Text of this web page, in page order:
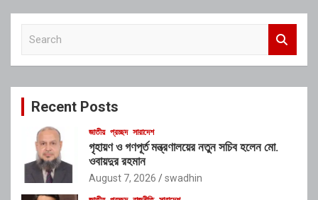
c
Recent Posts
জাতীয় প্রচ্ছদ সারাদেশ
গৃহায়ণ ও গণপূর্ত মন্ত্রণালয়ের নতুন সচিব হলেন মো.
ওবায়দুর রহমান
August 7, 2026 swadhin